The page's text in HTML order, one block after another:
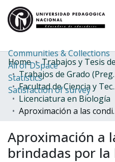
Communities & Collections
All of DSpace
Statistics
Satisfaction of survey
Home
Trabajos y Tesis
Facultad
Licenciatura en Biología
Aproximación a las condiciones brindadas
Aproximación a
brindadas por